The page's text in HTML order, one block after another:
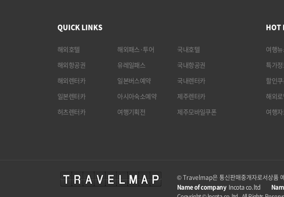
QUICK LINKS
해외호텔 해외패스·투어
국내호텔
해외항공권
유레일패스
국내항공권
해외렌터카
일본버스예약
국내렌터카
일본렌터카
아시아숙소예약
제주렌터카
허츠렌터카
여행기획전 제주모바일쿠폰
HOT
여행
특가
할인
해외
여행
© Travelmap은 통신판매중개자로서상품
Name of company Incota co. ltd